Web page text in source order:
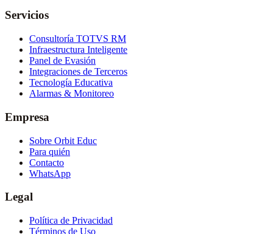
Servicios
Consultoría TOTVS RM
Infraestructura Inteligente
Panel de Evasión
Integraciones de Terceros
Tecnología Educativa
Alarmas & Monitoreo
Empresa
Sobre Orbit Educ
Para quién
Contacto
WhatsApp
Legal
Política de Privacidad
Términos de Uso